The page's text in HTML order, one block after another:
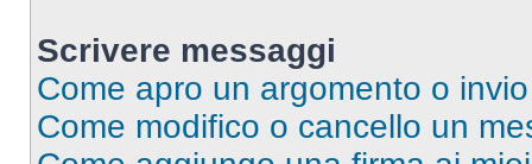
Scrivere messaggi
Come apro un argomento o
Come modifico o cancello un